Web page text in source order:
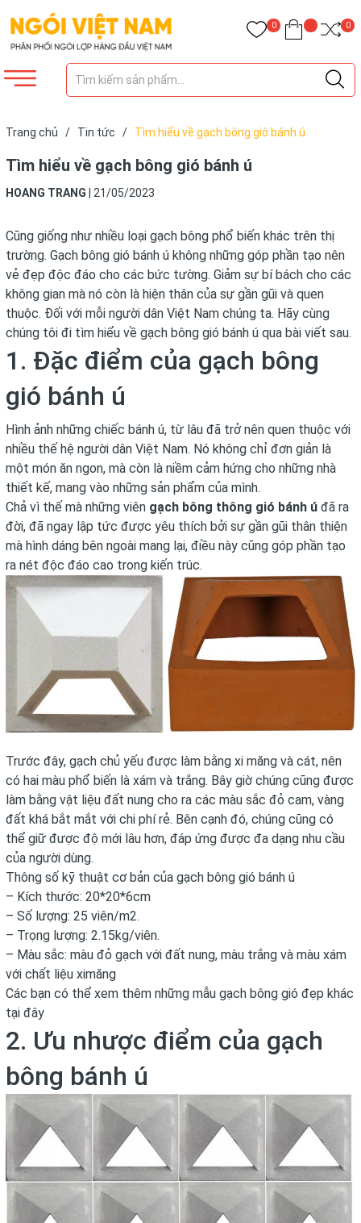
0 0
Trang chủ / Tin tức / Tìm hiểu về gạch bông gió bánh ú
Tìm hiểu về gạch bông gió bánh ú
HOANG TRANG 21/05/2023
Cũng giống như nhiều loại gạch bông phổ biến khác trên thị
trường. Gạch bông gió bánh ú không những góp phần tạo nên
vẻ đẹp độc đáo cho các bức tường. Giảm sự bí bách cho các
không gian mà nó còn là hiện thân của sự gần gũi và quen
thuộc. Đối với mỗi người dân Việt Nam chúng ta. Hãy cùng
chúng tôi đi tìm hiểu về gạch bông gió bánh ú qua bài viết sau.
1. Đặc điểm của gạch bông
gió bánh ú
Hình ảnh những chiếc bánh ú, từ lâu đã trở nên quen thuộc với
nhiều thế hệ người dân Việt Nam. Nó không chỉ đơn giản là
một món ăn ngon, mà còn là niềm cảm hứng cho những nhà
thiết kế, mang vào những sản phẩm của mình.
Chả vì thế mà những viên gạch bông thông gió bánh ú đã ra
đời, đã ngay lập tức được yêu thích bởi sự gần gũi thân thiện
mà hình dáng bên ngoài mang lại, điều này cũng góp phần tạo
ra nét độc đáo cao trong kiến trúc.
Trước đây, gạch chủ yếu được làm bằng xi măng và cát, nên
có hai màu phổ biến là xám và trắng. Bây giờ chúng cũng được
làm bằng vật liệu đất nung cho ra các màu sắc đỏ cam, vàng
đất khá bắt mắt với chi phí rẻ. Bên cạnh đó, chúng cũng có
thể giữ được độ mới lâu hơn, đáp ứng được đa dạng nhu cầu
của người dùng.
Thông số kỹ thuật cơ bản của gạch bông gió bánh ú
– Kích thước: 20*20*6cm
– Số lượng: 25 viên/m2.
– Trọng lượng: 2.15kg/viên.
– Màu sắc: màu đỏ gạch với đất nung, màu trắng và màu xám
với chất liệu ximăng
Các bạn có thể xem thêm những mẫu gạch bông gió đẹp khác
tại đây
2. Ưu nhược điểm của gạch
bông bánh ú